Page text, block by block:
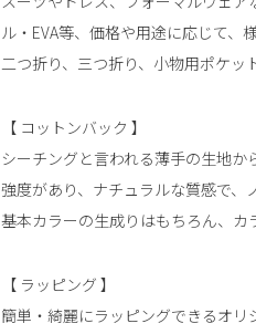
ル・EVA等、価格や用途に応じて、
二つ折り、三つ折り、小物用ポケッ
【 コットンバック 】
シーチングと言われる薄手の生地か
強度があり、ナチュラルな質感で、
基本カラーの生成りはもちろん、カ
【 ラッピング 】
簡単・綺麗にラッピングできるオ